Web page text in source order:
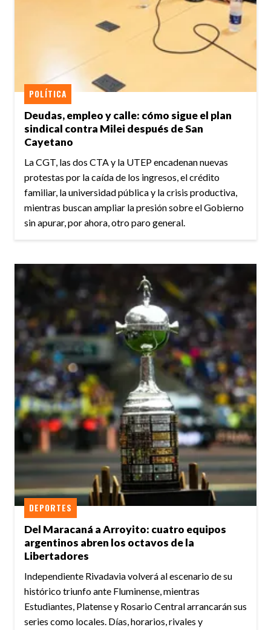
Deudas, empleo y calle: cómo sigue el plan
sindical contra Milei después de San
Cayetano
POLÍTICA
La CGT, las dos CTA y la UTEP encadenan nuevas
protestas por la caída de los ingresos, el crédito
familiar, la universidad pública y la crisis productiva,
mientras buscan ampliar la presión sobre el Gobierno
sin apurar, por ahora, otro paro general.
Del Maracaná a Arroyito: cuatro equipos
argentinos abren los octavos de la
Libertadores
DEPORTES
Independiente Rivadavia volverá al escenario de su
histórico triunfo ante Fluminense, mientras
Estudiantes, Platense y Rosario Central arrancarán sus
series como locales. Días, horarios, rivales y